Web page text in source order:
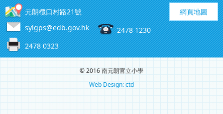
網頁地圖
元朗欖口村路21號
sylgps@edb.gov.hk
2478 1230
2478 0323
© 2016 南元朗官立小學
Web Design: ctd